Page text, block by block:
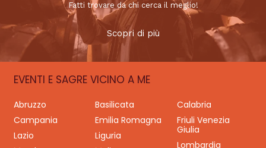
Fatti trovare da chi cerca il meglio!
Scopri di più
EVENTI E SAGRE VICINO A ME
Abruzzo Basilicata
Calabria
Campania
Emilia Romagna
Friuli Venezia
Giulia
Lazio
Liguria
Lombardia